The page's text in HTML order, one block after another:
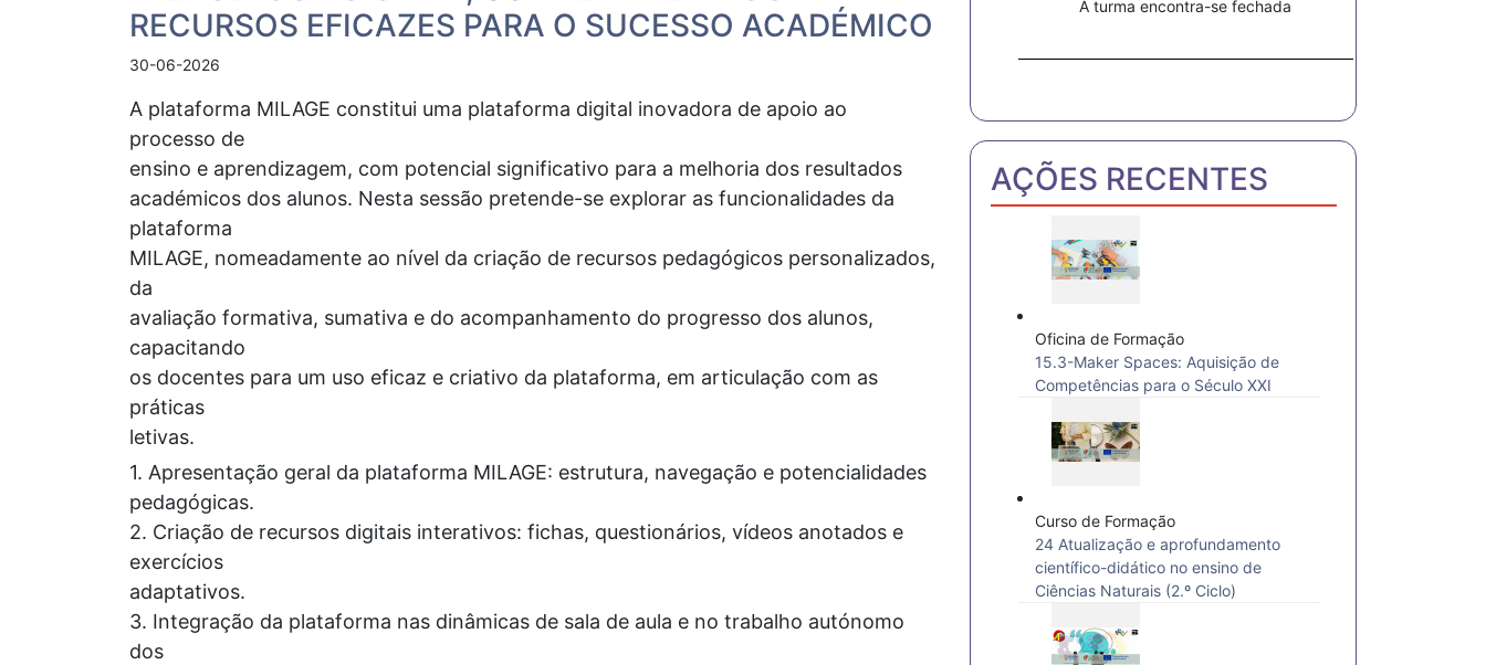
RECURSOS EFICAZES PARA O SUCESSO ACADÉMICO
30-06-2026
A plataforma MILAGE constitui uma plataforma digital inovadora de apoio ao
processo de
ensino e aprendizagem, com potencial significativo para a melhoria dos resultados
académicos dos alunos. Nesta sessão pretende-se explorar as funcionalidades da
plataforma
MILAGE, nomeadamente ao nível da criação de recursos pedagógicos personalizados,
da
avaliação formativa, sumativa e do acompanhamento do progresso dos alunos,
capacitando
os docentes para um uso eficaz e criativo da plataforma, em articulação com as
práticas
letivas.
1. Apresentação geral da plataforma MILAGE: estrutura, navegação e potencialidades
pedagógicas.
2. Criação de recursos digitais interativos: fichas, questionários, vídeos anotados e
exercícios
adaptativos.
3. Integração da plataforma nas dinâmicas de sala de aula e no trabalho autónomo
dos
A turma encontra-se fechada
AÇÕES RECENTES
Oficina de Formação
15.3-Maker Spaces: Aquisição de
Competências para o Século XXI
Curso de Formação
24 Atualização e aprofundamento
científico-didático no ensino de
Ciências Naturais (2.º Ciclo)